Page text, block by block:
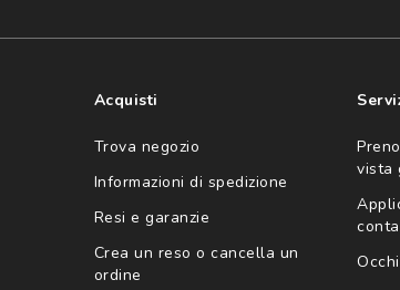
Acquisti
Trova negozio
Informazioni di spedizione
Resi e garanzie
Crea un reso o cancella un
ordine
vista